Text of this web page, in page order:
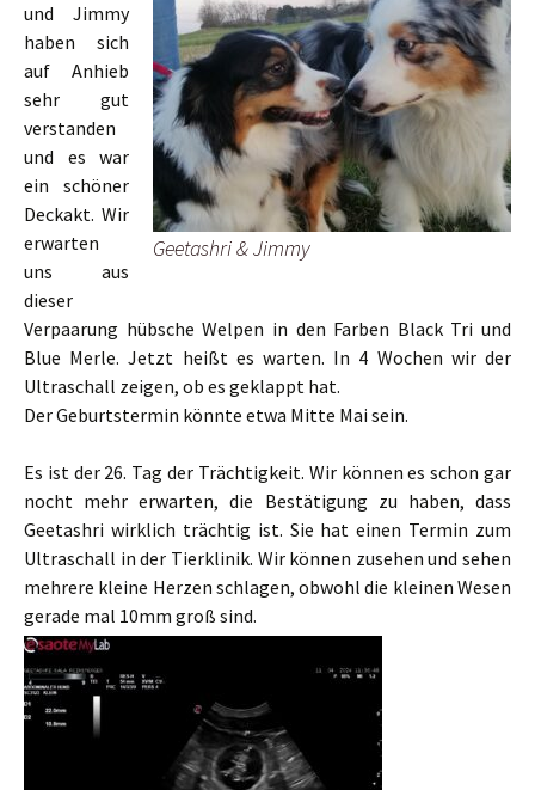
Geetashri & Jimmy
und Jimmy
haben sich
auf Anhieb
sehr gut
verstanden
und es war
ein schöner
Deckakt. Wir
erwarten
uns aus
dieser
Verpaarung hübsche Welpen in den Farben Black Tri und
Blue Merle. Jetzt heißt es warten. In 4 Wochen wir der
Ultraschall zeigen, ob es geklappt hat.
Der Geburtstermin könnte etwa Mitte Mai sein.
Es ist der 26. Tag der Trächtigkeit. Wir können es schon gar
nocht mehr erwarten, die Bestätigung zu haben, dass
Geetashri wirklich trächtig ist. Sie hat einen Termin zum
Ultraschall in der Tierklinik. Wir können zusehen und sehen
mehrere kleine Herzen schlagen, obwohl die kleinen Wesen
gerade mal 10mm groß sind.